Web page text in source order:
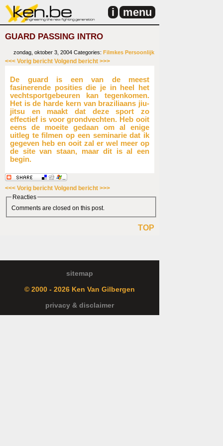
i menu
GUARD PASSING INTRO
zondag, oktober 3, 2004 Categories: Filmkes Persoonlijk
<<< Vorig bericht Volgend bericht >>>
De guard is een van de meest
fasinerende posities die je in heel het
vechtsportgebeuren kan tegenkomen.
Het is de harde kern van braziliaans jiu-
jitsu en maakt dat deze sport zo
effectief is voor grondvechten. Heb ooit
eens de moeite gedaan om al enige
uitleg te filmen op een seminarie dat ik
gegeven heb en ooit zal er wel meer op
de site van staan, maar dit is al een
begin.
<<< Vorig bericht Volgend bericht >>>
Reacties
Comments are closed on this post.
TOP
sitemap
© 2000 - 2026 Ken Van Gilbergen
privacy & disclaimer